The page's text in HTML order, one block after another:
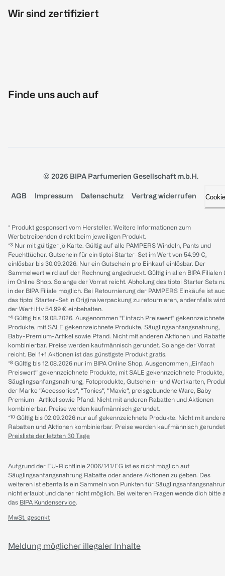
Wir sind zertifiziert
Finde uns auch auf
© 2026 BIPA Parfumerien Gesellschaft m.b.H.
AGB Impressum Datenschutz Vertrag widerrufen
* Produkt gesponsert vom Hersteller. Weitere Informationen zum
Werbetreibenden direkt beim jeweiligen Produkt.
*³ Nur mit gültiger jö Karte. Gültig auf alle PAMPERS Windeln, Pants und
Feuchttücher. Gutschein für ein tiptoi Starter-Set im Wert von 54.99 €,
einlösbar bis 30.09.2026. Nur ein Gutschein pro Einkauf einlösbar. Der
Sammelwert wird auf der Rechnung angedruckt. Gültig in allen BIPA Filialen
im Online Shop. Solange der Vorrat reicht. Abholung des tiptoi Starter Sets
in der BIPA Filiale möglich. Bei Retournierung der PAMPERS Einkäufe ist
das tiptoi Starter-Set in Originalverpackung zu retournieren, andernfalls wird
der Wert iHv 54.99 € einbehalten.
*⁴ Gültig bis 19.08.2026. Ausgenommen "Einfach Preiswert" gekennzeichnete
Produkte, mit SALE gekennzeichnete Produkte, Säuglingsanfangsnahrung,
Baby-Premium-Artikel sowie Pfand. Nicht mit anderen Aktionen und
kombinierbar. Preise werden kaufmännisch gerundet. Solange der Vorrat
reicht. Bei 1+1 Aktionen ist das günstigste Produkt gratis.
*⁸ Gültig bis 12.08.2026 nur im BIPA Online Shop. Ausgenommen „Einfach
Preiswert“ gekennzeichnete Produkte, mit SALE gekennzeichnete Produkte,
Säuglingsanfangsnahrung, Fotoprodukte, Gutschein- und Wertkarten,
der Marke “Accessories“, “Tonies“, “Mavie“, preisgebundene Ware, Baby
Premium- Artikel sowie Pfand. Nicht mit anderen Rabatten und Aktionen
kombinierbar. Preise werden kaufmännisch gerundet.
*¹⁰ Gültig bis 02.09.2026 nur auf gekennzeichnete Produkte. Nicht mit
Rabatten und Aktionen kombinierbar. Preise werden kaufmännisch
Preisliste der letzten 30 Tage
Aufgrund der EU-Richtlinie 2006/141/EG ist es nicht möglich auf
Säuglingsanfangsnahrung Rabatte oder andere Aktionen zu geben. Des
weiteren ist ebenfalls ein Sammeln von Punkten für
nicht erlaubt und daher nicht möglich. Bei weiteren Fragen wende dich bitte
das BIPA Kundenservice.
MwSt. gesenkt
Meldung möglicher illegaler Inhalte